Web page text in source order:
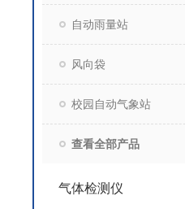
自动雨量站
风向袋
校园自动气象站
查看全部产品
气体检测仪